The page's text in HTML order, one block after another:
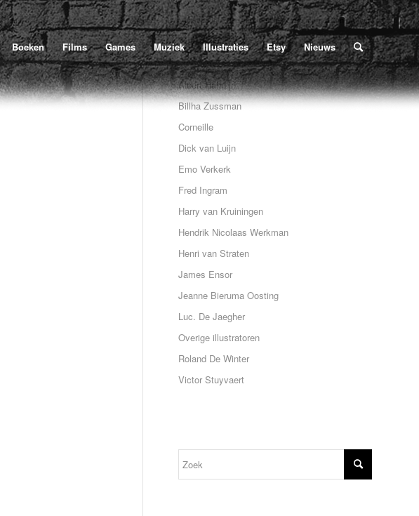
Boeken Films Games Muziek Illustraties Etsy Nieuws
Home / Poe / Illustraties / Luc. De Jaegher / Luc. De Jaegher (De moorden in de rue morgue2, normaal)
Albert Hahn jr.
Billha Zussman
Corneille
Dick van Luijn
Emo Verkerk
Fred Ingram
Harry van Kruiningen
Hendrik Nicolaas Werkman
Henri van Straten
James Ensor
Jeanne Bieruma Oosting
Luc. De Jaegher
Overige illustratoren
Roland De Winter
Victor Stuyvaert